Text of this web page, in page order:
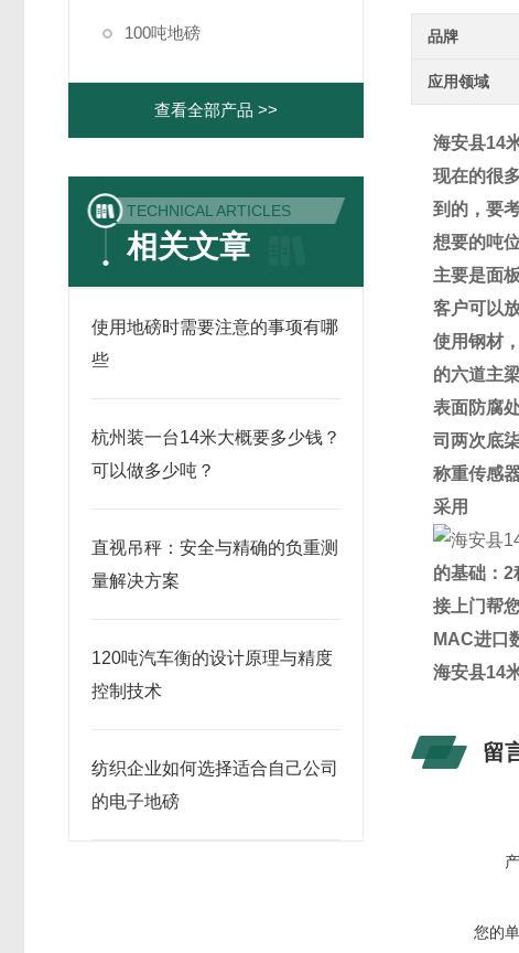
100吨地磅
查看全部产品 >>
TECHNICAL ARTICLES
相关文章
使用地磅时需要注意的事项有哪
些
杭州装一台14米大概要多少钱？
可以做多少吨？
直视吊秤：安全与精确的负重测
量解决方案
120吨汽车衡的设计原理与精度
控制技术
纺织企业如何选择适合自己公司
的电子地磅
品牌
应用领域
海安县14
现在的很
到的，要
想要的吨
主要是面
客户可以
使用钢材
的六道主
表面防腐
司两次底
称重传感器
采用
的基础：2
接上门帮
MAC进口
海安县14
留
您的